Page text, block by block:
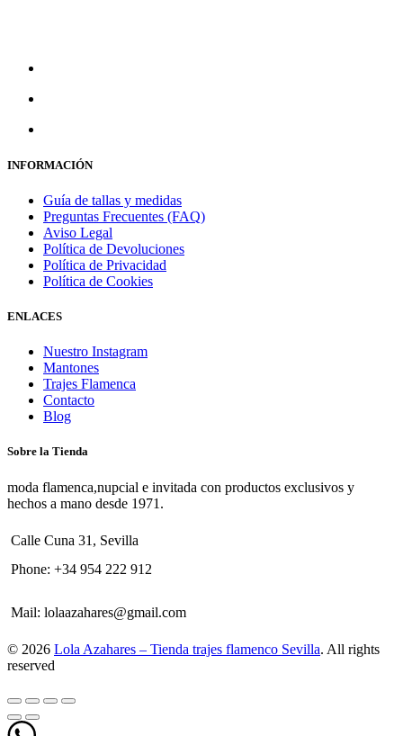
INFORMACIÓN
Guía de tallas y medidas
Preguntas Frecuentes (FAQ)
Aviso Legal
Política de Devoluciones
Política de Privacidad
Política de Cookies
ENLACES
Nuestro Instagram
Mantones
Trajes Flamenca
Contacto
Blog
Sobre la Tienda
moda flamenca,nupcial e invitada con productos exclusivos y
hechos a mano desde 1971.
Calle Cuna 31, Sevilla
Phone: +34 954 222 912
Mail: lolaazahares@gmail.com
© 2026 Lola Azahares – Tienda trajes flamenco Sevilla. All rights
reserved